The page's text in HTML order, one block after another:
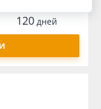
120дней